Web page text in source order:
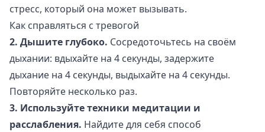
стресс, который она может вызывать.
Как справляться с тревогой
2. Дышите глубоко. Сосредоточьтесь на своём
дыхании: вдыхайте на 4 секунды, задержите
дыхание на 4 секунды, выдыхайте на 4 секунды.
Повторяйте несколько раз.
3. Используйте техники медитации и
расслабления. Найдите для себя способ